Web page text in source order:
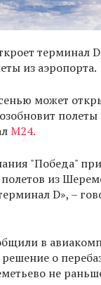
терминал
из аэропорта.
может
полеты
M24.
"Победа"
из
D», –
в
о
не